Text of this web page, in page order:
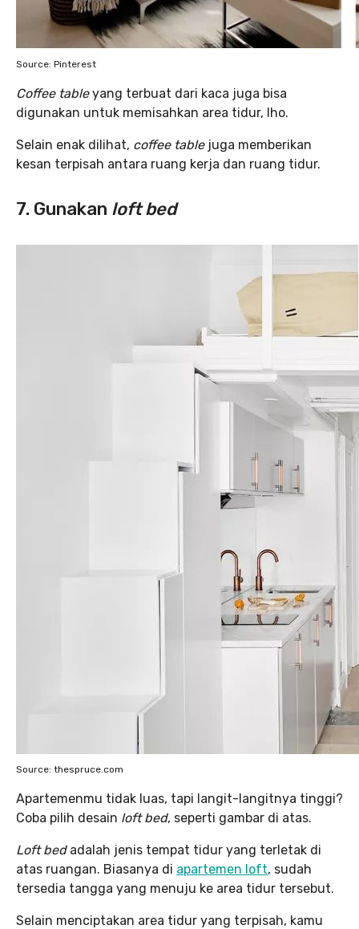
Source: Pinterest
Coffee tableyang terbuat dari kaca juga bisa
digunakan untuk memisahkan area tidur, lho.
Selain enak dilihat, coffee tablejuga memberikan
kesan terpisah antara ruang kerja dan ruang tidur.
7. Gunakan loft bed
Source: thespruce.com
Apartemenmu tidak luas, tapi langit-langitnya tinggi?
Coba pilih desain loft bed, seperti gambar di atas.
Loft bed adalah jenis tempat tidur yang terletak di
atas ruangan. Biasanya di apartemen loft, sudah
tersedia tangga yang menuju ke area tidur tersebut.
Selain menciptakan area tidur yang terpisah, kamu